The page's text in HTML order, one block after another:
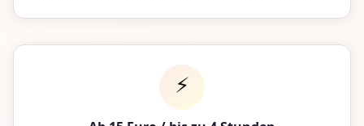
⚡